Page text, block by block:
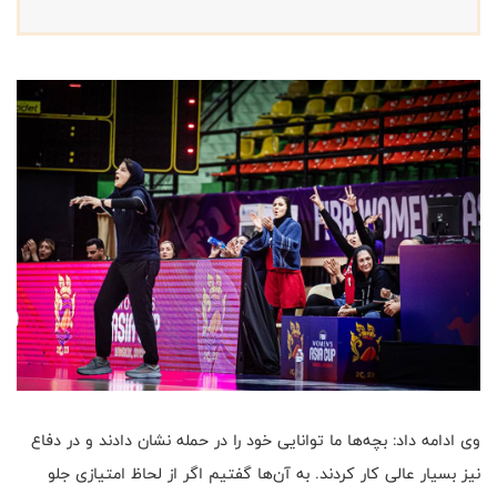
وی ادامه داد: بچه‌ها ما توانایی خود را در حمله نشان دادند و در دفاع
نیز بسیار عالی کار کردند. به آن‌ها گفتیم اگر از لحاظ امتیازی جلو